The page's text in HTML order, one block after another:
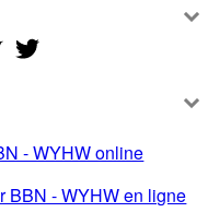
- WYHW online
BBN - WYHW en ligne